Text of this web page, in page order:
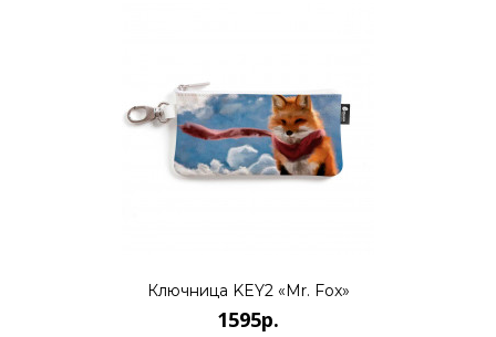
1595р.
КУПИТЬ
Ключница KEY2 «Mr. Fox»
1595р.